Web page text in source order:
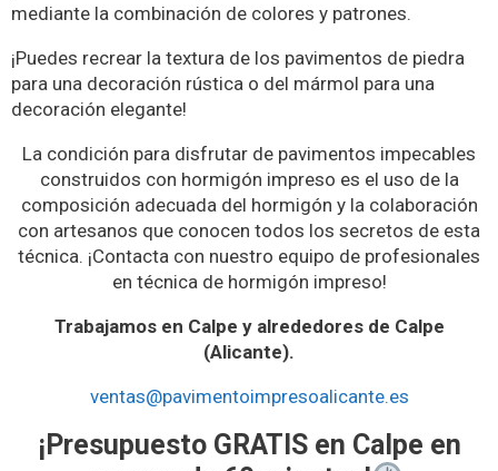
mediante la combinación de colores y patrones.
¡Puedes recrear la textura de los pavimentos de piedra
para una decoración rústica o del mármol para una
decoración elegante!
La condición para disfrutar de pavimentos impecables
construidos con hormigón impreso es el uso de la
composición adecuada del hormigón y la colaboración
con artesanos que conocen todos los secretos de esta
técnica. ¡Contacta con nuestro equipo de profesionales
en técnica de hormigón impreso!
Trabajamos en Calpe y alrededores de Calpe
(Alicante).
ventas@pavimentoimpresoalicante.es
¡Presupuesto GRATIS en Calpe en